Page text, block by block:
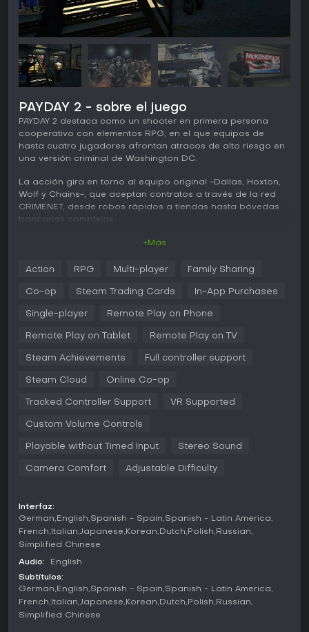
PAYDAY 2 - sobre el juego
PAYDAY 2 destaca como un shooter en primera persona
cooperativo con elementos RPG, en el que equipos de
hasta cuatro jugadores afrontan atracos de alto riesgo en
una versión criminal de Washington DC.
La acción gira en torno al equipo original -Dallas, Hoxton,
Wolf y Chains-, que aceptan contratos a través de la red
CRIMENET, desde robos rápidos a tiendas hasta bóvedas
bancarias complejas.
planificar y ejecutar atracos combinando sigilo o tácticas
agresivas. Los jugadores eligen contratos dinámicos desde
CRIMENET, conectando con contactos como Vlad el
Ucraniano, el turbio político conocido como The Elephant o
ligadas a sus intereses.
El manejo de armas prioriza el realismo, con opciones para
y más, ajustando su rendimiento. Un sistema de
personalización profundo permite invertir en cinco árboles
de habilidades: Mastermind para liderazgo y manipulación,
Enforcer para potencia de fuego pesada y resistencia,
drones, y Fugitive para movilidad y supervivencia. Estos
guardias o eventos raros que cambian la estrategia. Los
jugadores pueden atar civiles, usar tirolinas o desplegar
equipo, y a medida que el equipo sube de nivel, las
misiones ganan en complejidad y recompensas.
La personalización de máscaras ofrece millones de
combinaciones con patrones y colores, mientras que la
artesanía de equipo permite ajustes estéticos como
empuñaduras de nogal pulido en pistolas.
+Más
Action RPG Multi-player Family Sharing
Co-op Steam Trading Cards In-App Purchases
Single-player Remote Play on Phone
Remote Play on Tablet Remote Play on TV
Steam Achievements Full controller support
Steam Cloud Online Co-op
Tracked Controller Support VR Supported
Custom Volume Controls
Playable without Timed Input Stereo Sound
Camera Comfort Adjustable Difficulty
Interfaz:
German English Spanish - Spain Spanish - Latin America
French Italian Japanese Korean Dutch Polish Russian
Simplified Chinese
Audio:
English
Subtítulos:
German English Spanish - Spain Spanish - Latin America
French Italian Japanese Korean Dutch Polish Russian
Simplified Chinese